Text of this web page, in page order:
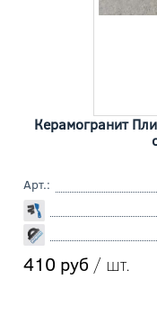
Керамогранит
Арт.:
410 руб / шт.